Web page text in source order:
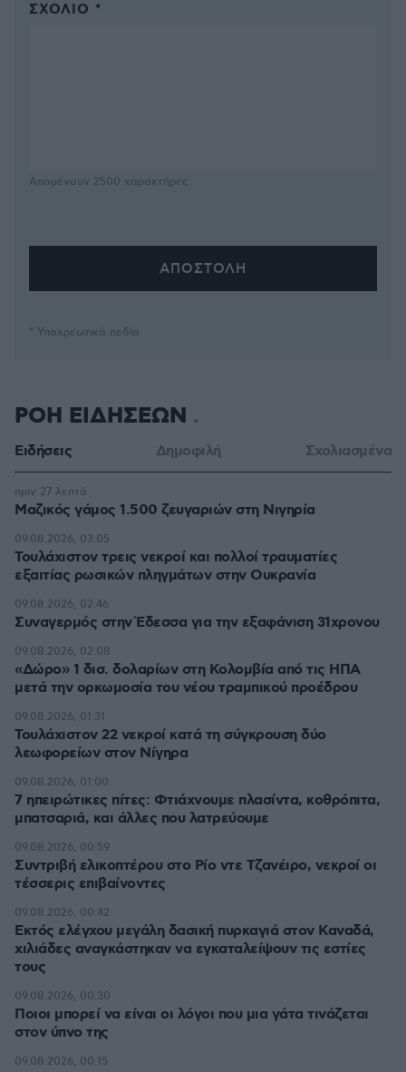
ΣΧΌΛΙΟ *
Απομένουν 2500 χαρακτήρες
* Υποχρεωτικά πεδία
ΡΟΗ ΕΙΔΗΣΕΩΝ
Ειδήσεις Δημοφιλή Σχολιασμένα
Μαζικός γάμος 1.500 ζευγαριών στη Νιγηρία
πριν 27 λεπτά
Τουλάχιστον τρεις νεκροί και πολλοί τραυματίες
εξαιτίας ρωσικών πληγμάτων στην Ουκρανία
09.08.2026, 03:05
Συναγερμός στην Έδεσσα για την εξαφάνιση 31χρονου
09.08.2026, 02:46
«Δώρο» 1 δισ. δολαρίων στη Κολομβία από τις ΗΠΑ
μετά την ορκωμοσία του νέου τραμπικού προέδρου
09.08.2026, 02:08
Τουλάχιστον 22 νεκροί κατά τη σύγκρουση δύο
λεωφορείων στον Νίγηρα
09.08.2026, 01:31
7 ηπειρώτικες πίτες: Φτιάχνουμε πλασίντα, κοθρόπιτα,
μπατσαριά, και άλλες που λατρεύουμε
09.08.2026, 01:00
Συντριβή ελικοπτέρου στο Ρίο ντε Τζανέιρο, νεκροί οι
τέσσερις επιβαίνοντες
09.08.2026, 00:59
Εκτός ελέγχου μεγάλη δασική πυρκαγιά στον Καναδά,
χιλιάδες αναγκάστηκαν να εγκαταλείψουν τις εστίες
τους
09.08.2026, 00:42
Ποιοι μπορεί να είναι οι λόγοι που μια γάτα τινάζεται
στον ύπνο της
09.08.2026, 00:30
09.08.2026, 00:15